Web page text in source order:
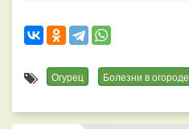
Огурец Болезни в огороде